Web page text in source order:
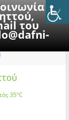
με
του
35°C